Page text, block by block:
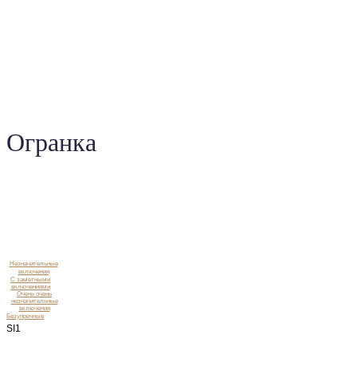
Незначительные
включения
C заметными
включениями
Очень очень
незначительные
включения
Безупречные
SI1
Огранка